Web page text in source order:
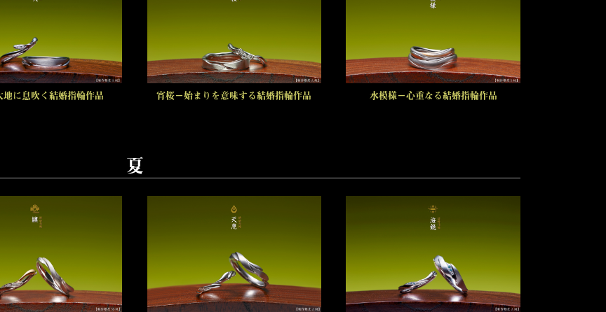
地に息吹く結婚指輪作品 宵桜－始まりを意味する結婚指輪作品 水模様－心重なる結婚指輪作品
夏